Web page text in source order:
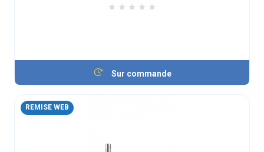
Sur commande
REMISE WEB